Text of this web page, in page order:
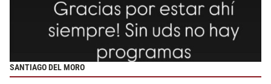
SANTIAGO DEL MORO